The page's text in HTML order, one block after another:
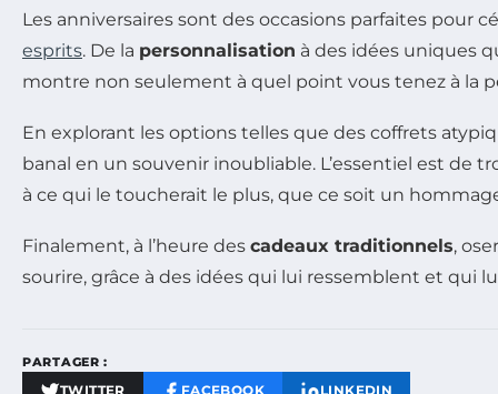
Les anniversaires sont des occasions parfaites pour
esprits. De la personnalisation à des idées uniques
montre non seulement à quel point vous tenez à la
En explorant les options telles que des coffrets
banal en un souvenir inoubliable. L’essentiel est de
à ce qui le toucherait le plus, que ce soit un
Finalement, à l’heure des cadeaux traditionnels,
sourire, grâce à des idées qui lui ressemblent et qui
PARTAGER :
TWITTER FACEBOOK LINKEDIN